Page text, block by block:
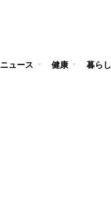
ニュース 健康 暮らし